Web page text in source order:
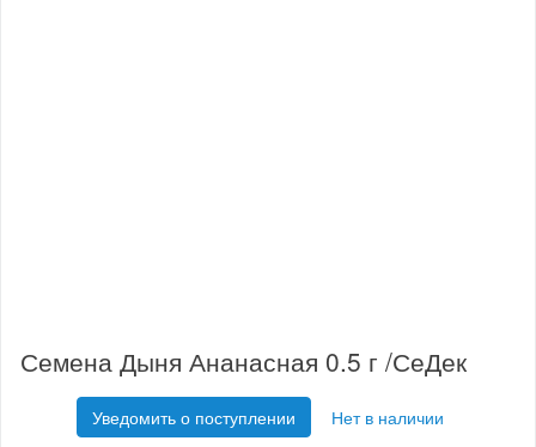
Семена Дыня Ананасная 0.5 г /СеДек
Уведомить о поступлении Нет в наличии